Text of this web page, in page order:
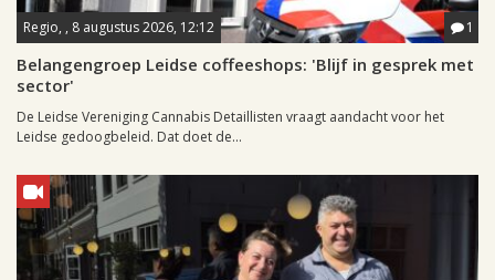
Regio, , 8 augustus 2026, 12:12 1
Belangengroep Leidse coffeeshops: 'Blijf in gesprek met
sector'
De Leidse Vereniging Cannabis Detaillisten vraagt aandacht voor het
Leidse gedoogbeleid. Dat doet de...